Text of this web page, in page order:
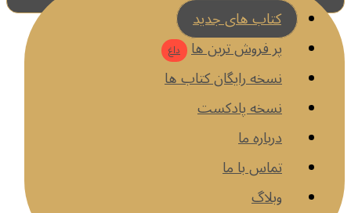
کتاب های جدید
پر فروش ترین ها داغ
نسخه رایگان کتاب ها
نسخه پادکست
درباره ما
تماس با ما
وبلاگ